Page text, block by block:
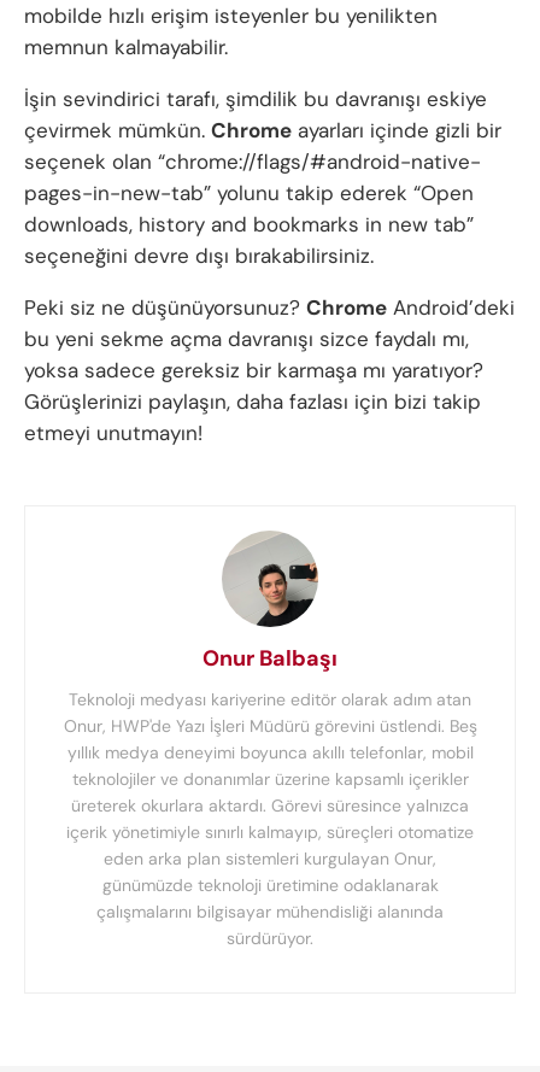
mobilde hızlı erişim isteyenler bu yenilikten
memnun kalmayabilir.
İşin sevindirici tarafı, şimdilik bu davranışı eskiye
çevirmek mümkün. Chrome ayarları içinde gizli bir
seçenek olan “chrome://flags/#android-native-
pages-in-new-tab” yolunu takip ederek “Open
downloads, history and bookmarks in new tab”
seçeneğini devre dışı bırakabilirsiniz.
Peki siz ne düşünüyorsunuz? Chrome Android’deki
bu yeni sekme açma davranışı sizce faydalı mı,
yoksa sadece gereksiz bir karmaşa mı yaratıyor?
Görüşlerinizi paylaşın, daha fazlası için bizi takip
etmeyi unutmayın!
Onur Balbaşı
Teknoloji medyası kariyerine editör olarak adım atan
Onur, HWP'de Yazı İşleri Müdürü görevini üstlendi. Beş
yıllık medya deneyimi boyunca akıllı telefonlar, mobil
teknolojiler ve donanımlar üzerine kapsamlı içerikler
üreterek okurlara aktardı. Görevi süresince yalnızca
içerik yönetimiyle sınırlı kalmayıp, süreçleri otomatize
eden arka plan sistemleri kurgulayan Onur,
günümüzde teknoloji üretimine odaklanarak
çalışmalarını bilgisayar mühendisliği alanında
sürdürüyor.